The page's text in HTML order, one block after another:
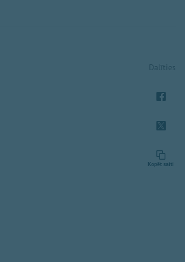
Dalīties
Kopēt saiti